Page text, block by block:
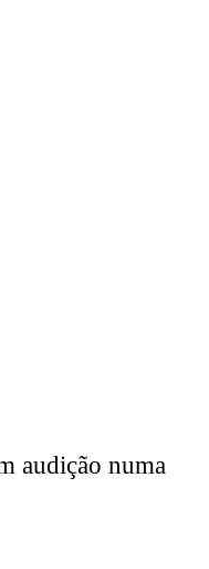
audição numa